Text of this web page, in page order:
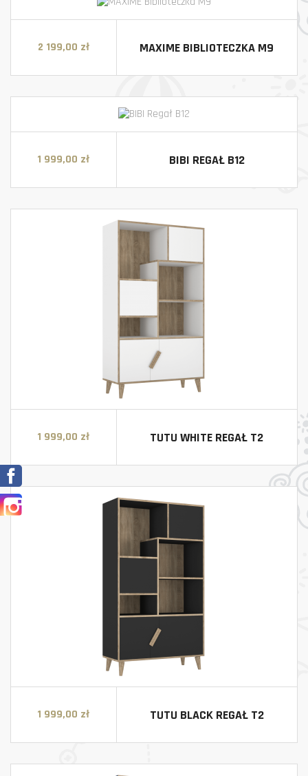
Cena
2 199,00 zł MAXIME BIBLIOTECZKA M9
Cena
1 999,00 zł BIBI REGAŁ B12
Cena
1 999,00 zł TUTU WHITE REGAŁ T2
Cena
1 999,00 zł TUTU BLACK REGAŁ T2